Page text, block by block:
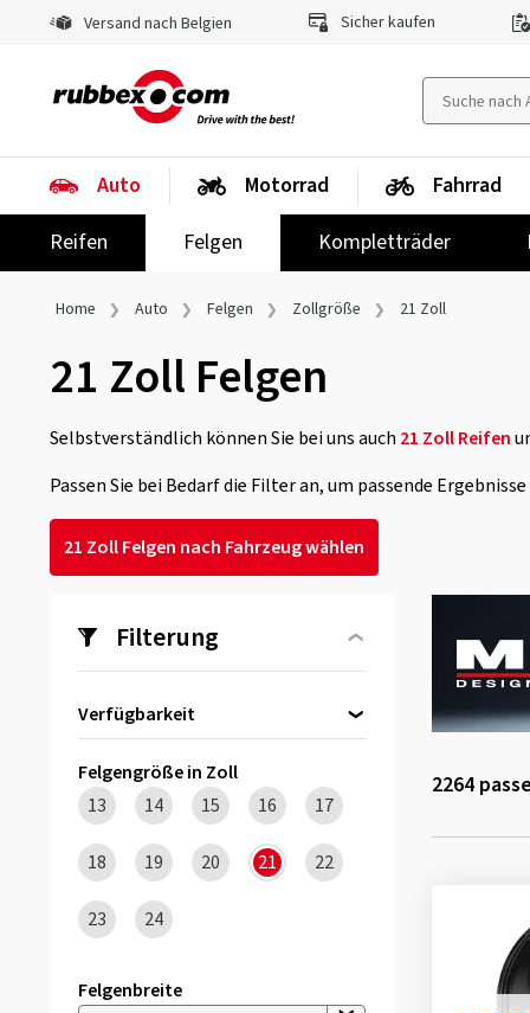
Versand nach Belgien Sicher kaufen
Auto
Reifen
Felgen Kompletträder
Motorrad Fahrrad
Home Auto Felgen Zollgröße 21 Zoll
21 Zoll Felgen
Selbstverständlich können Sie bei uns auch 21 Zoll Reifen
Passen Sie bei Bedarf die Filter an, um passende
21 Zoll Felgen nach Fahrzeug wählen
Filterung
Verfügbarkeit
Felgengröße in Zoll
13
14 15 16 17
18 19 20 21 22
23 24
Felgenbreite
2264